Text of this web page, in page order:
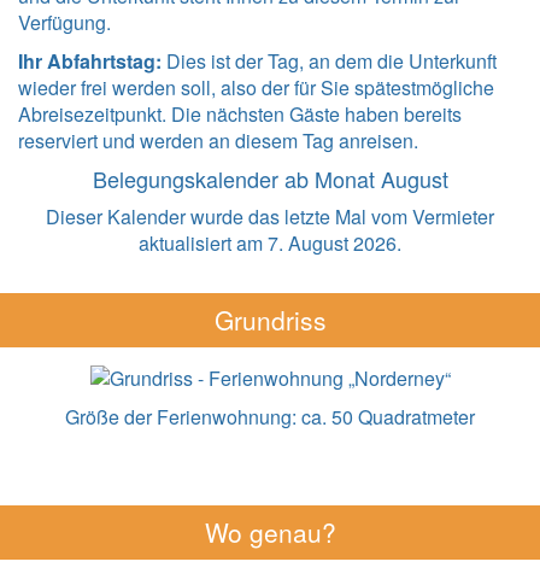
Verfügung.
Ihr Abfahrtstag: Dies ist der Tag, an dem die Unterkunft
wieder frei werden soll, also der für Sie spätestmögliche
Abreisezeitpunkt. Die nächsten Gäste haben bereits
reserviert und werden an diesem Tag anreisen.
Belegungskalender ab Monat August
Dieser Kalender wurde das letzte Mal vom Vermieter
aktualisiert am 7. August 2026.
Grundriss
Größe der Ferienwohnung: ca. 50 Quadratmeter
Wo genau?